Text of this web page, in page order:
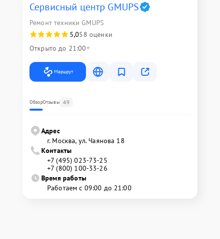
Сервисный центр GMUPS
Ремонт техники GMUPS
5,058 оценки
Открыто до 21:00
Маршрут
ОбзорОтзывы 49
Адрес
г. Москва, ул. Чаянова 18
Контакты
+7 (495) 023-73-25
+7 (800) 100-33-26
Время работы
Работаем с 09:00 до 21:00